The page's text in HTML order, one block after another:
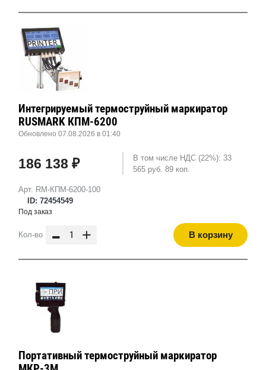
Арт. RM-КПМ-6200-100
ID: 72454549
Интегрируемый термоструйный маркиратор
RUSMARK КПМ-6200
Обновлено 07.08.2026 в 01:40
186 138 ₽
В том числе НДС (22%): 33
565 руб. 89 коп.
Под заказ
Кол-во - + В корзину
Портативный термоструйный маркиратор